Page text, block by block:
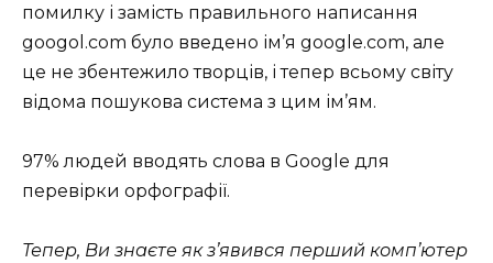
помилку і замість правильного написання
googol.com було введено ім’я google.com, але
це не збентежило творців, і тепер всьому світу
відома пошукова система з цим ім’ям.
97% людей вводять слова в Google для
перевірки орфографії.
Тепер, Ви знаєте як з’явився перший комп’ютер